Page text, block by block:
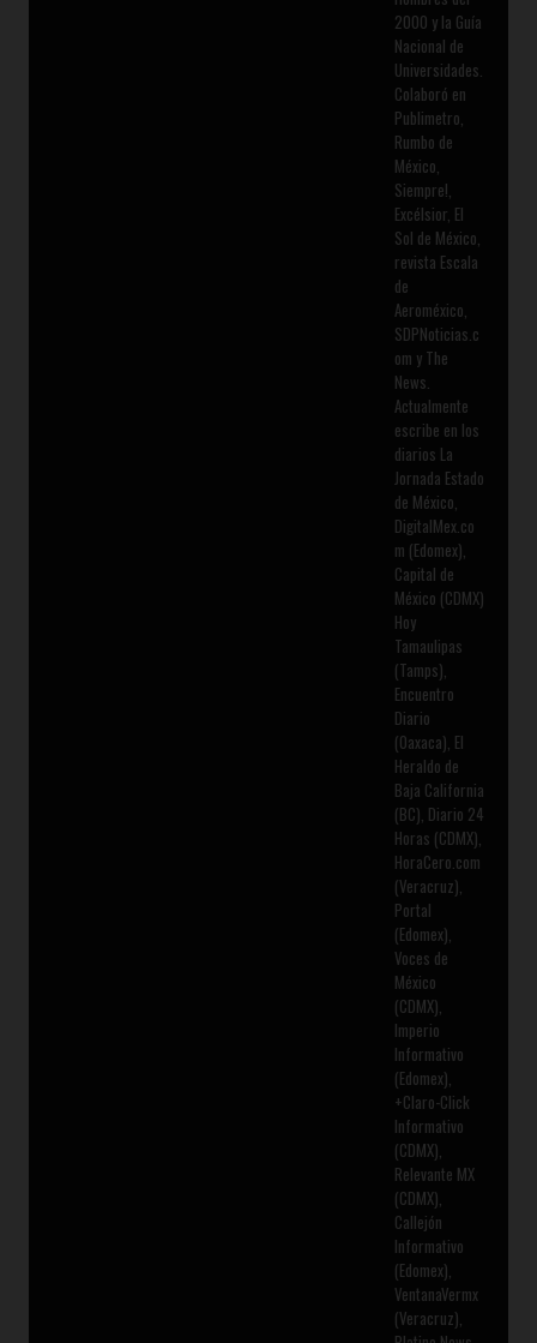
2000 y la Guía
Nacional de
Universidades.
Colaboró en
Publimetro,
Rumbo de
México,
Siempre!,
Excélsior, El
Sol de México,
revista Escala
de
Aeroméxico,
SDPNoticias.c
om y The
News.
Actualmente
escribe en los
diarios La
Jornada Estado
de México,
DigitalMex.co
m (Edomex),
Capital de
México (CDMX)
Hoy
Tamaulipas
(Tamps),
Encuentro
Diario
(Oaxaca), El
Heraldo de
Baja California
(BC), Diario 24
Horas (CDMX),
HoraCero.com
(Veracruz),
Portal
(Edomex),
Voces de
México
(CDMX),
Imperio
Informativo
(Edomex),
+Claro-Click
Informativo
(CDMX),
Relevante MX
(CDMX),
Callejón
Informativo
(Edomex),
VentanaVermx
(Veracruz),